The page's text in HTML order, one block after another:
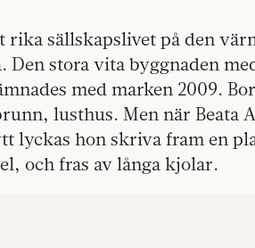
rika sällskapslivet på den
Den stora vita byggnaden
med marken 2009.
lusthus. Men när Beata
lyckas hon skriva fram en
och fras av långa kjolar.